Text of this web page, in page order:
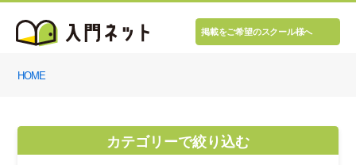
掲載をご希望のスクール様へ
HOME
カテゴリーで絞り込む